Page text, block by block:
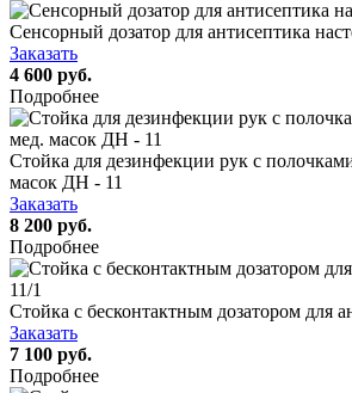
Сенсорный дозатор для антисептика
Заказать
4 600 руб.
Подробнее
Стойка для дезинфекции рук с
масок ДН - 11
Заказать
8 200 руб.
Подробнее
Стойка с бесконтактным дозатором для
Заказать
7 100 руб.
Подробнее